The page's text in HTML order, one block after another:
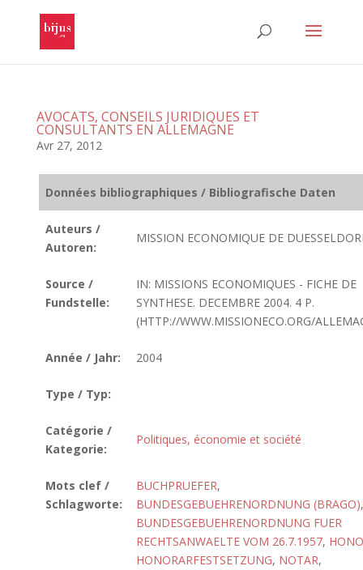
AVOCATS, CONSEILS JURIDIQUES ET
CONSULTANTS EN ALLEMAGNE
Avr 27, 2012
Données bibliographiques / Bibliografische Daten
Auteurs /
Autoren:
MISSION ECONOMIQUE DE
Source /
Fundstelle:
IN: MISSIONS ECONOMIQUES - FICHE DE
SYNTHESE. DECEMBRE 2004. 4 P.
(HTTP://WWW.MISSIONECO.ORG/
Année / Jahr: 2004
Type / Typ:
Catégorie /
Kategorie:
Politiques, économie et société
Mots clef /
Schlagworte:
BUCHPRUEFER,
BUNDESGEBUEHRENORDNUNG (BRAGO),
BUNDESGEBUEHRENORDNUNG FUER
RECHTSANWAELTE VOM 26.7.1957,
HONORARFESTSETZUNG, NOTAR,